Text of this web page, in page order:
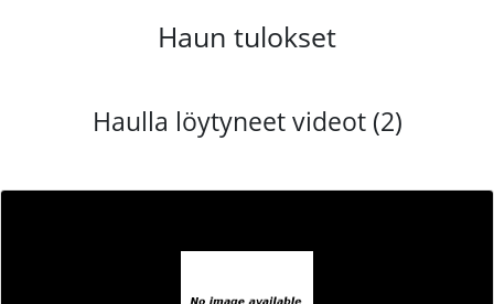
Haun tulokset
Haulla löytyneet videot (2)